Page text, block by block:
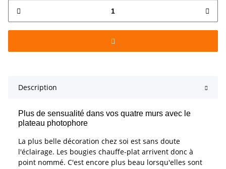
Description
Plus de sensualité dans vos quatre murs avec le
plateau photophore
La plus belle décoration chez soi est sans doute
l'éclairage. Les bougies chauffe-plat arrivent donc à
point nommé. C'est encore plus beau lorsqu'elles sont